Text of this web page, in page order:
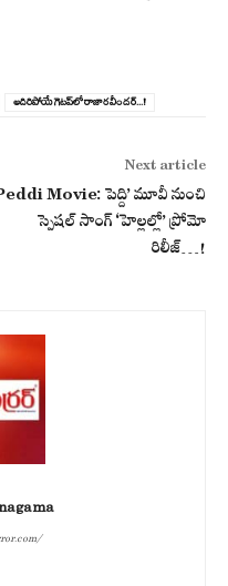
అదిరిపోయే గెట‌ప్‌లో రాజార‌వీంద‌ర్...!
Next article
Movie: పెద్ది’ మూవీ నుంచి
స్పెషల్ సాంగ్ ‘హెల్లల్లో’ ప్రోమో
రిలీజ్…!